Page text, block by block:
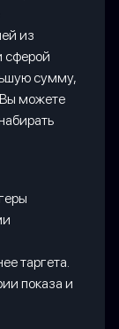
из
сферой
сумму,
Вы можете
таргета.
показа и